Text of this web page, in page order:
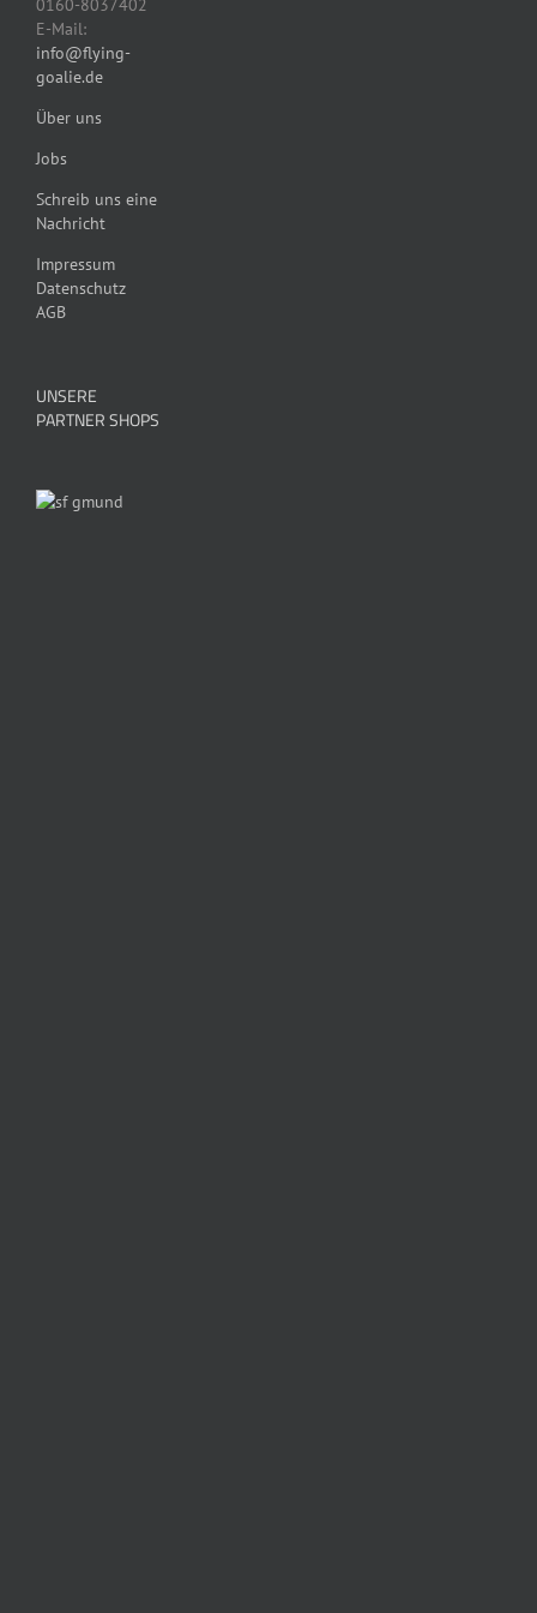
0160-8037402
E-Mail:
info@flying-
goalie.de
Über uns
Jobs
Schreib uns eine
Nachricht
Impressum
Datenschutz
AGB
UNSERE
PARTNER SHOPS